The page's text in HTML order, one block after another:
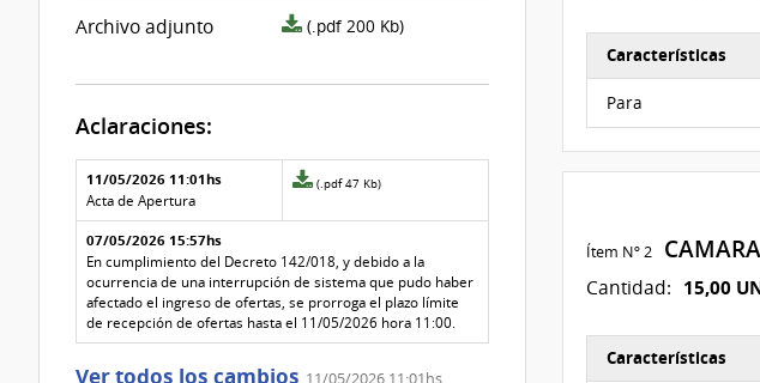
Archivo adjunto
archivo
(.pdf 200 Kb)
Aclaraciones:
Aclaraciones del llamado
Fecha y
texto de
la
aclaración
Archivo
de la
aclaración
11/05/2026 11:01hs
Acta de Apertura
Archivo
de
aclaración
Nº
1
(.pdf 47 Kb)
07/05/2026 15:57hs
En cumplimiento del Decreto 142/018, y debido a la
ocurrencia de una interrupción de sistema que pudo haber
afectado el ingreso de ofertas, se prorroga el plazo límite
de recepción de ofertas hasta el 11/05/2026 hora 11:00.
Ver todos los cambios 11/05/2026 11:01hs
Características
Para
Ítem Nº 2
Cantidad: 15,00
Características